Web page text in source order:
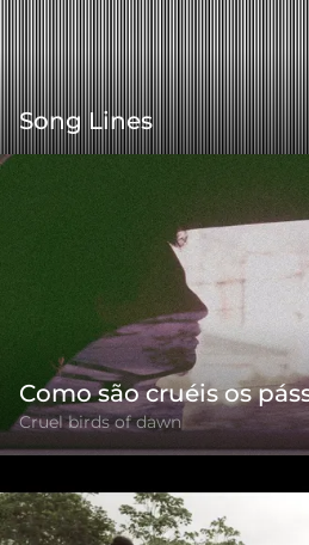
Song Lines
Como são cruéis os
Cruel birds of dawn